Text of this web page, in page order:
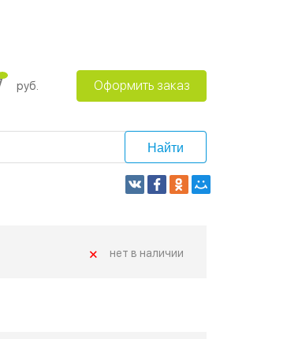
руб. Оформить заказ
Найти
+ нет в наличии